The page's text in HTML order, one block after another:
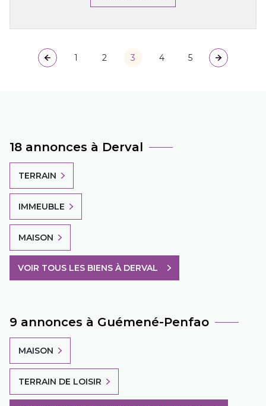
1 2 3 4 5
18 annonces à Derval
TERRAIN
IMMEUBLE
MAISON
VOIR TOUS LES BIENS À DERVAL
9 annonces à Guémené-Penfao
MAISON
TERRAIN DE LOISIR